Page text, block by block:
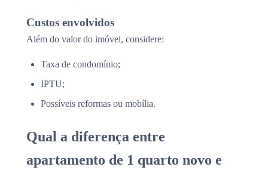
Custos envolvidos
Além do valor do imóvel, considere:
Taxa de condomínio;
IPTU;
Possíveis reformas ou mobília.
Qual a diferença entre
apartamento de 1 quarto novo e